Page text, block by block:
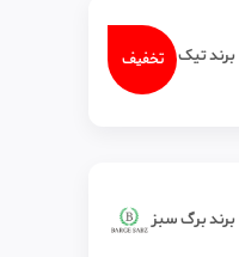
تخفیفبرند تیک‌ تاک
برند برگ سبز